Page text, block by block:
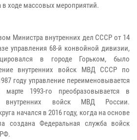
ходе массовых мероприятий.
Министра внутренних дел СССР от 14
управления 68-й конвойной дивизии,
в городе Горьком, было
внутренних войск МВД СССР по
году управление переименовывается
1993-го преобразовывается в
внутренних войск МВД России.
начался в 2016 году, когда на основе
создана Федеральная служба войск